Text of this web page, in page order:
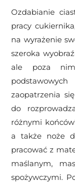
Ozdabianie
pracy
na wyrażenie
szeroka
ale poza
zaopatrzenia
do
różnymi
a także noże
pracować z
maślanym,
spożywczymi.